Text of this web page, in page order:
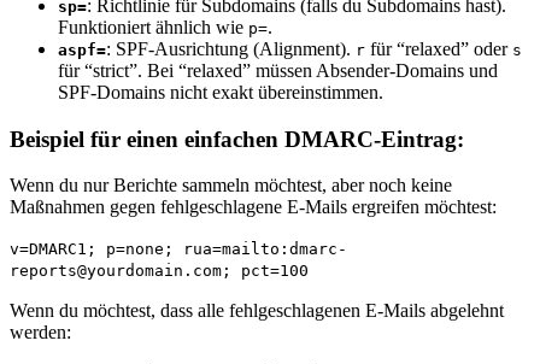
sp=: Richtlinie für Subdomains (falls du Subdomains hast).
Funktioniert ähnlich wie p=.
aspf=: SPF-Ausrichtung (Alignment). r für “relaxed” oder s
für “strict”. Bei “relaxed” müssen Absender-Domains und
SPF-Domains nicht exakt übereinstimmen.
Beispiel für einen einfachen DMARC-Eintrag:
Wenn du nur Berichte sammeln möchtest, aber noch keine
Maßnahmen gegen fehlgeschlagene E-Mails ergreifen möchtest:
v=DMARC1; p=none ; rua=mailto:dmarc-
reports@yourdomain.com; pct=100
Wenn du möchtest, dass alle fehlgeschlagenen E-Mails abgelehnt
werden: